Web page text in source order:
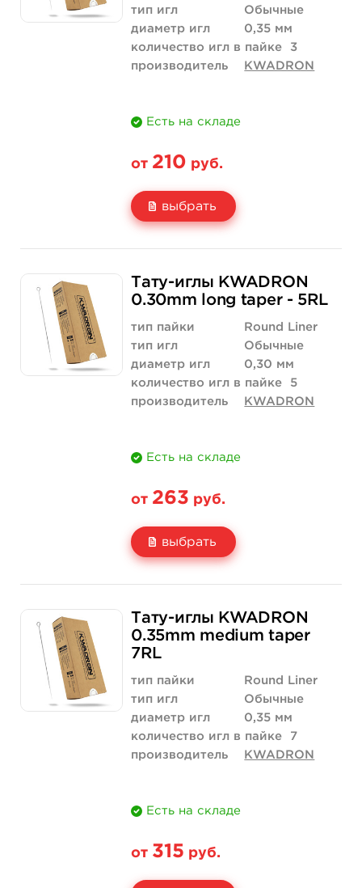
тип игл
Обычные
диаметр игл
0,35 мм
количество игл в пайке
3
производитель
KWADRON
Есть на складе
от 210 руб.
выбрать
Цена
Количество
210 руб.
купить
420 руб.
купить
Тату-иглы KWADRON
0.30mm long taper - 5RL
тип пайки
Round Liner
тип игл
Обычные
диаметр игл
0,30 мм
количество игл в пайке
5
производитель
KWADRON
Есть на складе
от 263 руб.
выбрать
Цена
Количество
263 руб. 526 руб.
Тату-иглы KWADRON
0.35mm medium taper
7RL
тип пайки
Round Liner
тип игл
Обычные
диаметр игл
0,35 мм
количество игл в пайке
7
производитель
KWADRON
Есть на складе
от 315 руб.